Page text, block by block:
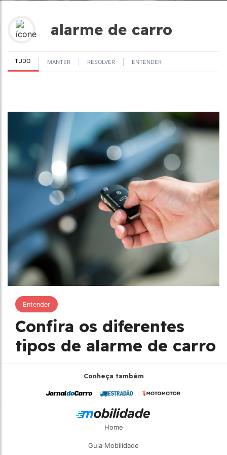
alarme de carro
TUDO MANTER RESOLVER ENTENDER
Entender
Confira os diferentes
tipos de alarme de carro
Conheça também
Home
Guia Mobilidade